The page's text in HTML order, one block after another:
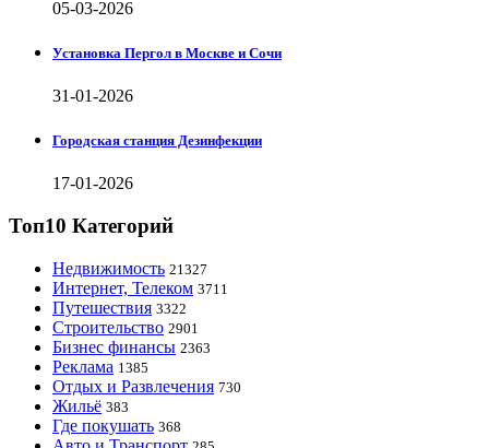
05-03-2026
Установка Пергол в Москве и Сочи
31-01-2026
Городская станция Дезинфекции
17-01-2026
Топ10 Категорий
Недвижимость 21327
Интернет, Телеком 3711
Путешествия 3322
Строительство 2901
Бизнес финансы 2363
Реклама 1385
Отдых и Развлечения 730
Жильё 383
Где покушать 368